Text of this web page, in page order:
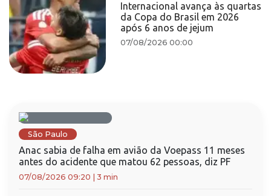
Internacional avança às quartas
da Copa do Brasil em 2026
após 6 anos de jejum
07/08/2026 00:00
São Paulo
Anac sabia de falha em avião da Voepass 11 meses
antes do acidente que matou 62 pessoas, diz PF
07/08/2026 09:20 3 min